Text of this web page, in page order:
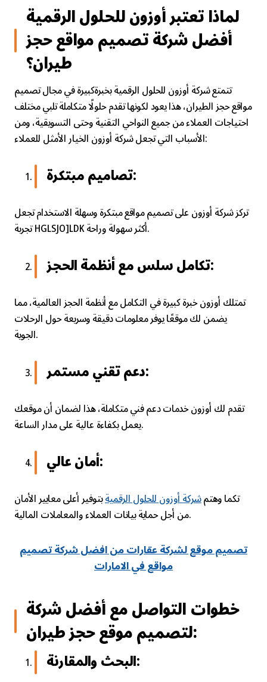
لماذا تعتبر أوزون للحلول الرقمية
أفضل شركة تصميم مواقع حجز
طيران؟
تتمتع شركة أوزون للحلول الرقمية بخبرةكبيرة في مجال تصميم
مواقع حجز الطيران، هذا يعود لكونها تقدم حلولًا متكاملة تلبي مختلف
احتياجات العملاء من جميع النواحي التقنية وحتى التسويقية، ومن
الأسباب التي تجعل شركة أوزون الخيار الأمثل للعملاء:
تصاميم مبتكرة:
تركز شركة أوزون على تصميم مواقع مبتكرة وسهلة الاستخدام تجعل
تجربة HGLSJO]LDK أكثر سهولة وراحة.
تكامل سلس مع أنظمة الحجز:
تمتلك أوزون خبرة كبيرة في التكامل مع أنظمة الحجز العالمية، مما
يضمن لك موقعًا يوفر معلومات دقيقة وسريعة حول الرحلات
الجوية.
دعم تقني مستمر:
تقدم لك أوزون خدمات دعم فني متكاملة، هذا لضمان أن موقعك
يعمل بكفاءة عالية على مدار الساعة.
أمان عالي:
تكما وهتمشركة أوزون للحلول الرقميةبتوفير أعلى معايير الأمان
من أجل حماية بيانات العملاء والمعاملات المالية.
تصميم موقع لشركة عقارات من افضل شركة تصميم
مواقع في الامارات
خطوات التواصل مع أفضل شركة
لتصميم موقع حجز طيران:
البحث والمقارنة: